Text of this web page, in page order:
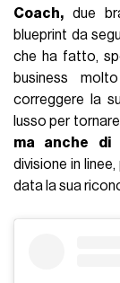
Coach, due
blueprint da
che ha fatto,
business
correggere la
lusso per
ma anche di
divisione in
data la sua